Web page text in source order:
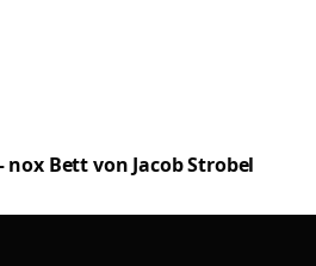
nox Bett von Jacob Strobel